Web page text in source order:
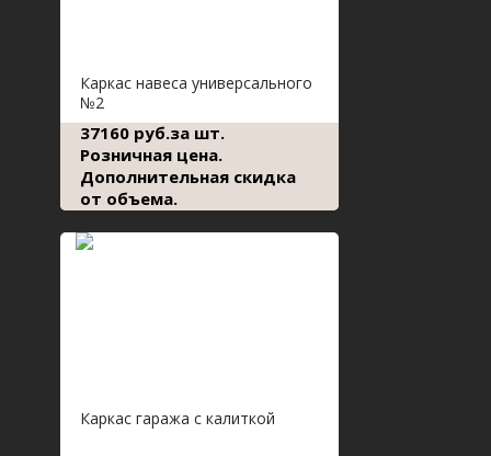
Каркас навеса универсального
№2
37160 руб.за шт.
Розничная цена.
Дополнительная скидка
от объема.
Каркас гаража с калиткой